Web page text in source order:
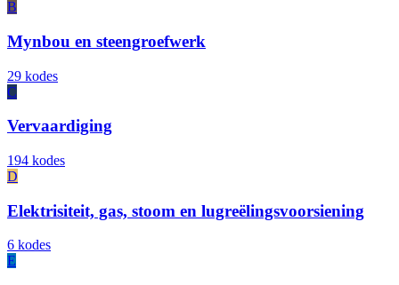
B
Mynbou en steengroefwerk
29 kodes
C
Vervaardiging
194 kodes
D
Elektrisiteit, gas, stoom en lugreëlingsvoorsiening
6 kodes
E